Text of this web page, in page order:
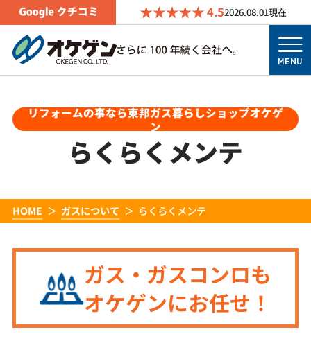
4.52026.08.01現在
MENU
リフォームの事なら東邦ガス暮らしショップオケゲ
ン
らくらくメンテ
HOME ガスについて らくらくメンテ
ガス・ガスコンロも
オケゲンにお任せ！